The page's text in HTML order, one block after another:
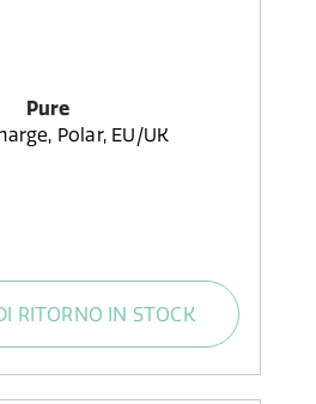
Pure
Polar, EU/UK
RITORNO IN STOCK